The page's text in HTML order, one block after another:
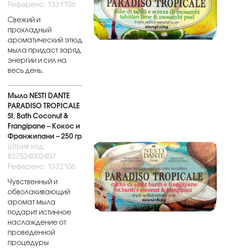
Референс: 1331106
Свежий и
прохладный
ароматический этюд
мыла придаст заряд
энергии и сил на
весь день.
Мыло NESTI DANTE
PARADISO TROPICALE
St. Bath Coconut &
Frangipane – Кокос и
Франжипани – 250 гр
Штрих код:
837524002407
Референс: 1332106
Чувственный и
обволакивающий
аромат мыла
подарит истинное
наслаждение от
проведенной
процедуры